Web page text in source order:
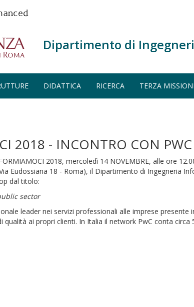
Dipartimento di
DIDATTICA RICERCA TERZA
2018 - INCONTRO CON PWC
2018, mercoledì 14 NOVEMBRE, alle ore
Eudossiana 18 - Roma), il Dipartimento di Ingegneria
dal titolo:
sector
leader nei servizi professionali alle imprese
qualità ai propri clienti. In Italia il network PwC conta circa